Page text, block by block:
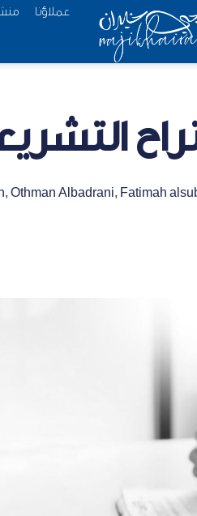
عملاؤنا
, Othman Albadrani, Fatimah